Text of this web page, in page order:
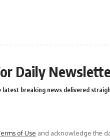
Daily
latest breaking news delivered
of Use and acknowledge the